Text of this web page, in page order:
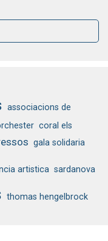
associacions de
coral els
gala solidaria
artistica sardanova
thomas hengelbrock